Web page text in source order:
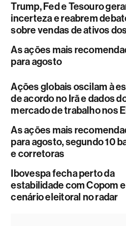
Trump, Fed e Tesouro
incerteza e reabrem
sobre vendas de ativos
As ações mais
para agosto
Ações globais oscilam à
de acordo no Irã e dados
mercado de trabalho nos
As ações mais
para agosto, segundo 10
e corretoras
Ibovespa fecha perto da
estabilidade com Copom e
cenário eleitoral no radar